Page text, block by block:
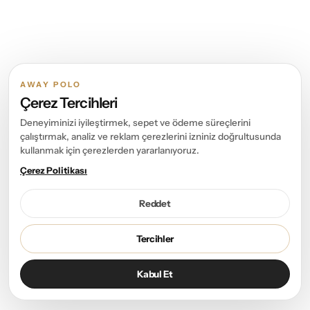
AWAY POLO
Çerez Tercihleri
Deneyiminizi iyileştirmek, sepet ve ödeme süreçlerini
çalıştırmak, analiz ve reklam çerezlerini izniniz doğrultusunda
kullanmak için çerezlerden yararlanıyoruz.
Çerez Politikası
Reddet
Tercihler
Kabul Et